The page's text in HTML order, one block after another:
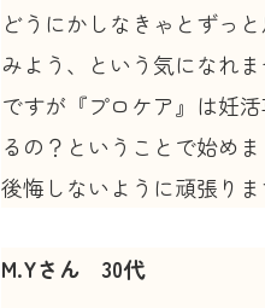
どうにかしなきゃとずっ
みよう、という気になれま
ですが『プロケア』は妊
るの？ということで始めま
後悔しないように頑張りま
M.Yさん 30代